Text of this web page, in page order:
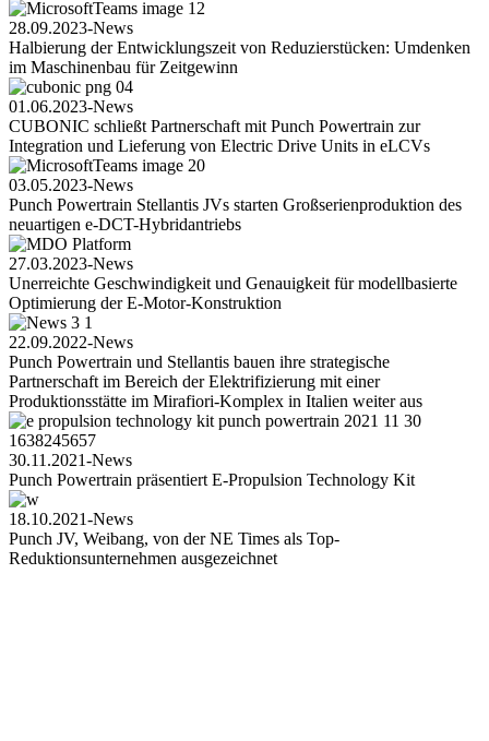
28.09.2023-News
Halbierung der Entwicklungszeit von Reduzierstücken: Umdenken
im Maschinenbau für Zeitgewinn
01.06.2023-News
CUBONIC schließt Partnerschaft mit Punch Powertrain zur
Integration und Lieferung von Electric Drive Units in eLCVs
03.05.2023-News
Punch Powertrain Stellantis JVs starten Großserienproduktion des
neuartigen e-DCT-Hybridantriebs
27.03.2023-News
Unerreichte Geschwindigkeit und Genauigkeit für modellbasierte
Optimierung der E-Motor-Konstruktion
22.09.2022-News
Punch Powertrain und Stellantis bauen ihre strategische
Partnerschaft im Bereich der Elektrifizierung mit einer
Produktionsstätte im Mirafiori-Komplex in Italien weiter aus
30.11.2021-News
Punch Powertrain präsentiert E-Propulsion Technology Kit
18.10.2021-News
Punch JV, Weibang, von der NE Times als Top-
Reduktionsunternehmen ausgezeichnet